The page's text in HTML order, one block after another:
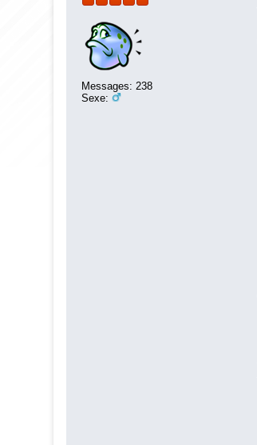
Messages: 238
Sexe: